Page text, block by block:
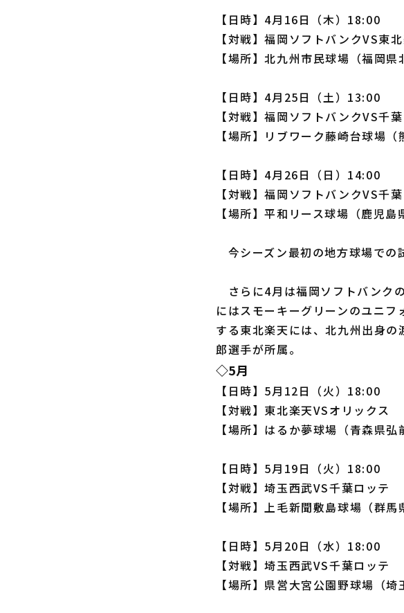
【日時】4月16日（木）18:00
【対戦】福岡ソフトバンクVS東
【場所】北九州市民球場（福岡県
【日時】4月25日（土）13:00
【対戦】福岡ソフトバンクVS千
【場所】リブワーク藤崎台球場（
【日時】4月26日（日）14:00
【対戦】福岡ソフトバンクVS千
【場所】平和リース球場（鹿児島
今シーズン最初の地方球場での
さらに4月は福岡ソフトバンク
にはスモーキーグリーンのユニ
する東北楽天には、北九州出身
郎選手が所属。
◇5月
【日時】5月12日（火）18:00
【対戦】東北楽天VSオリックス
【場所】はるか夢球場（青森県弘
【日時】5月19日（火）18:00
【対戦】埼玉西武VS千葉ロッテ
【場所】上毛新聞敷島球場（群馬
【日時】5月20日（水）18:00
【対戦】埼玉西武VS千葉ロッテ
【場所】県営大宮公園野球場（埼